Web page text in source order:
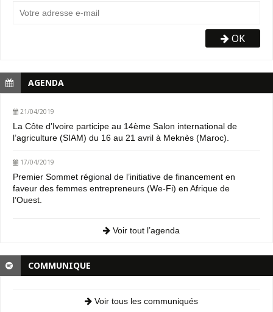
OK
AGENDA
21/04/2019
La Côte d’Ivoire participe au 14ème Salon international de
l’agriculture (SIAM) du 16 au 21 avril à Meknès (Maroc).
17/04/2019
Premier Sommet régional de l’initiative de financement en
faveur des femmes entrepreneurs (We-Fi) en Afrique de
l’Ouest.
Voir tout l’agenda
COMMUNIQUE
Voir tous les communiqués